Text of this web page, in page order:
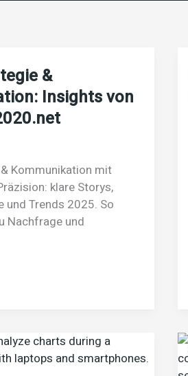
&
Insights von
Kommunikation mit
klare Storys,
und Trends 2025. So
Nachfrage und